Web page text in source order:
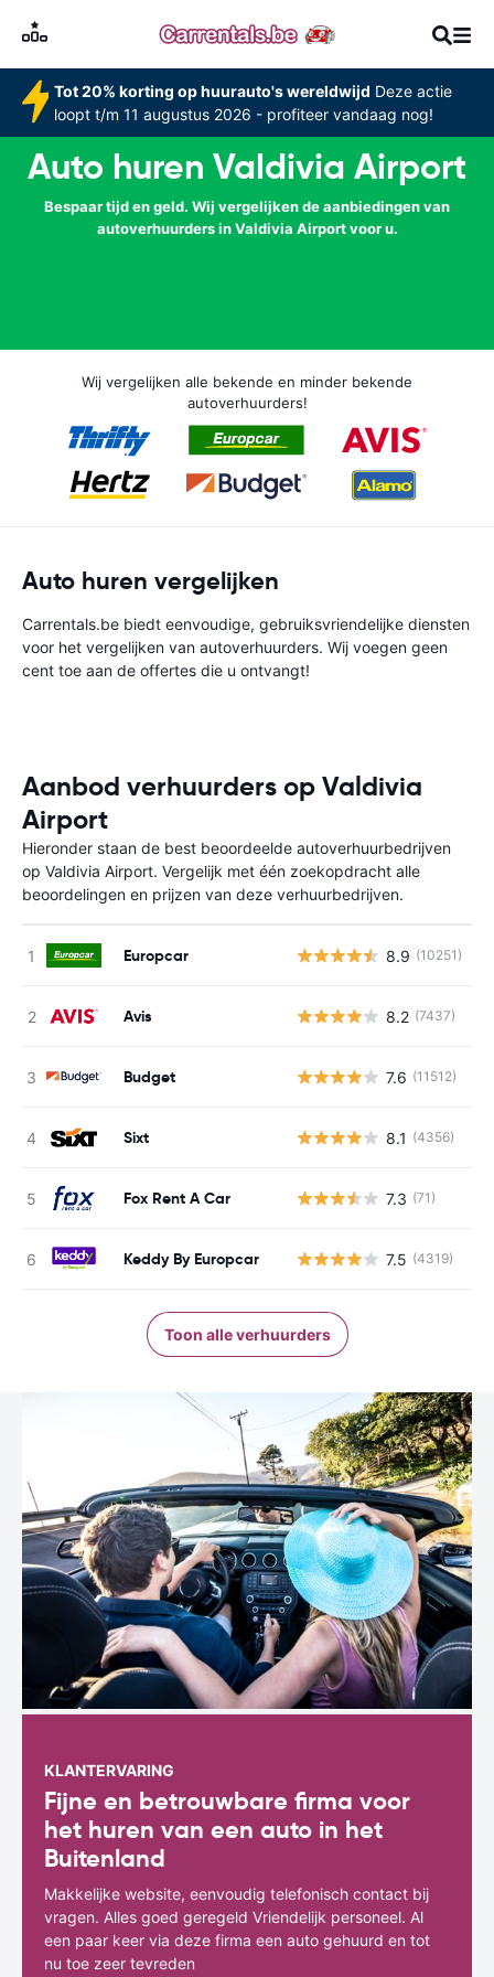
Tot 20% korting op huurauto's wereldwijd Deze actie
loopt t/m 11 augustus 2026 - profiteer vandaag nog!
Auto huren Valdivia Airport
Bespaar tijd en geld. Wij vergelijken de aanbiedingen van
autoverhuurders in Valdivia Airport voor u.
Wij vergelijken alle bekende en minder bekende
autoverhuurders!
Auto huren vergelijken
Carrentals.be biedt eenvoudige, gebruiksvriendelijke diensten
voor het vergelijken van autoverhuurders. Wij voegen geen
cent toe aan de offertes die u ontvangt!
Aanbod verhuurders op Valdivia
Airport
Hieronder staan de best beoordeelde autoverhuurbedrijven
op Valdivia Airport. Vergelijk met één zoekopdracht alle
beoordelingen en prijzen van deze verhuurbedrijven.
Europcar 8.9 (10251)
Avis 8.2 (7437)
Budget 7.6 (11512)
Sixt 8.1 (4356)
Fox Rent A Car 7.3 (71)
Keddy By Europcar 7.5 (4319)
Toon alle verhuurders
KLANTERVARING
Fijne en betrouwbare firma voor
het huren van een auto in het
Buitenland
Makkelijke website, eenvoudig telefonisch contact bij
vragen. Alles goed geregeld Vriendelijk personeel. Al
een paar keer via deze firma een auto gehuurd en tot
nu toe zeer tevreden